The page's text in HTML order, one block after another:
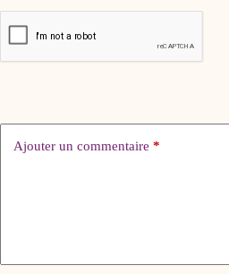
Ajouter un commentaire *